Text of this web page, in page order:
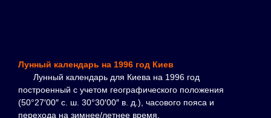
Лунный календарь на 1996 год Киев
Лунный календарь для Киева на 1996 год
построенный с учетом географического положения
(50°27′00″ с. ш. 30°30′00″ в. д.), часового пояса и
перехода на зимнее/летнее время.